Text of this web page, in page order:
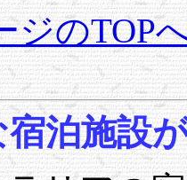
ジのTOP
泊施設